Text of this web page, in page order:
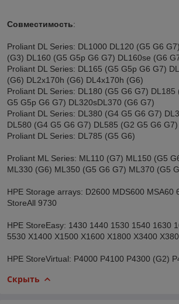
Совместимость:
Proliant DL Series: DL1000 DL120 (G5 G6
(G3) DL160 (G5 G5p G6 G7) DL160se (G6
Proliant DL Series: DL165 (G5 G5p G6 G7)
(G6) DL2x170h (G6) DL4x170h (G6)
Proliant DL Series: DL180 (G5 G6 G7)
G5 G5p G6 G7) DL320sDL370 (G6 G7)
Proliant DL Series: DL380 (G4 G5 G6 G7)
DL580 (G4 G5 G6 G7) DL585 (G2 G5 G6 G7)
Proliant DL Series: DL785 (G5 G6)
Proliant ML Series: ML110 (G7) ML150 (G5
ML330 (G6) ML350 (G5 G6 G7) ML370 (G5
HPE Storage arrays: D2600 MDS600 MSA60
StoreAll 9730
HPE StoreEasy: 1430 1440 1530 1540 1630
5530 X1400 X1500 X1600 X1800 X3400
HPE StoreVirtual: P4000 P4100 P4300 (G2)
Скрыть